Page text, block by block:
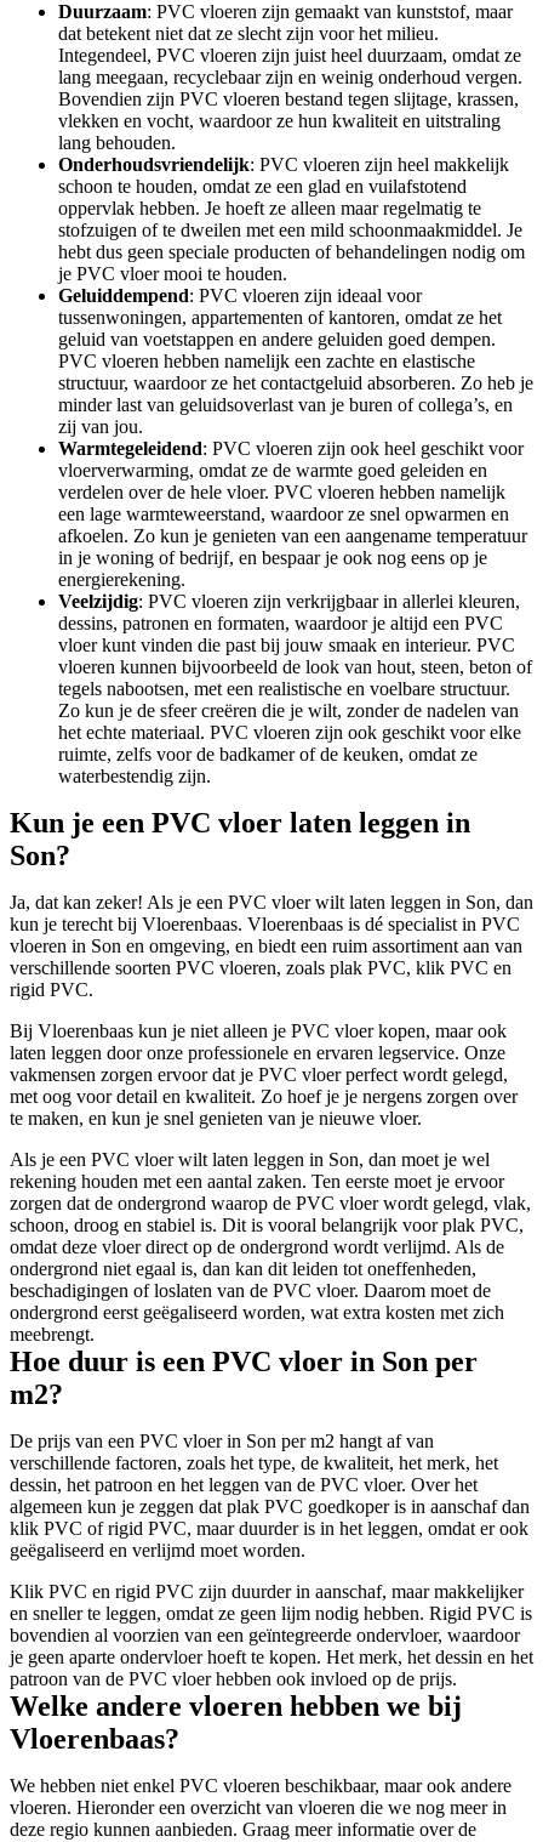
Duurzaam: PVC vloeren zijn gemaakt van kunststof, maar
dat betekent niet dat ze slecht zijn voor het milieu.
Integendeel, PVC vloeren zijn juist heel duurzaam, omdat ze
lang meegaan, recyclebaar zijn en weinig onderhoud vergen.
Bovendien zijn PVC vloeren bestand tegen slijtage, krassen,
vlekken en vocht, waardoor ze hun kwaliteit en uitstraling
lang behouden.
Onderhoudsvriendelijk: PVC vloeren zijn heel makkelijk
schoon te houden, omdat ze een glad en vuilafstotend
oppervlak hebben. Je hoeft ze alleen maar regelmatig te
stofzuigen of te dweilen met een mild schoonmaakmiddel. Je
hebt dus geen speciale producten of behandelingen nodig om
je PVC vloer mooi te houden.
Geluiddempend: PVC vloeren zijn ideaal voor
tussenwoningen, appartementen of kantoren, omdat ze het
geluid van voetstappen en andere geluiden goed dempen.
PVC vloeren hebben namelijk een zachte en elastische
structuur, waardoor ze het contactgeluid absorberen. Zo heb je
minder last van geluidsoverlast van je buren of collega’s, en
zij van jou.
Warmtegeleidend: PVC vloeren zijn ook heel geschikt voor
vloerverwarming, omdat ze de warmte goed geleiden en
verdelen over de hele vloer. PVC vloeren hebben namelijk
een lage warmteweerstand, waardoor ze snel opwarmen en
afkoelen. Zo kun je genieten van een aangename temperatuur
in je woning of bedrijf, en bespaar je ook nog eens op je
energierekening.
Veelzijdig: PVC vloeren zijn verkrijgbaar in allerlei kleuren,
dessins, patronen en formaten, waardoor je altijd een PVC
vloer kunt vinden die past bij jouw smaak en interieur. PVC
vloeren kunnen bijvoorbeeld de look van hout, steen, beton of
tegels nabootsen, met een realistische en voelbare structuur.
Zo kun je de sfeer creëren die je wilt, zonder de nadelen van
het echte materiaal. PVC vloeren zijn ook geschikt voor elke
ruimte, zelfs voor de badkamer of de keuken, omdat ze
waterbestendig zijn.
Kun je een PVC vloer laten leggen in
Son?
Ja, dat kan zeker! Als je een PVC vloer wilt laten leggen in Son, dan
kun je terecht bij Vloerenbaas. Vloerenbaas is dé specialist in PVC
vloeren in Son en omgeving, en biedt een ruim assortiment aan van
verschillende soorten PVC vloeren, zoals plak PVC, klik PVC en
rigid PVC.
Bij Vloerenbaas kun je niet alleen je PVC vloer kopen, maar ook
laten leggen door onze professionele en ervaren legservice. Onze
vakmensen zorgen ervoor dat je PVC vloer perfect wordt gelegd,
met oog voor detail en kwaliteit. Zo hoef je je nergens zorgen over
te maken, en kun je snel genieten van je nieuwe vloer.
Als je een PVC vloer wilt laten leggen in Son, dan moet je wel
rekening houden met een aantal zaken. Ten eerste moet je ervoor
zorgen dat de ondergrond waarop de PVC vloer wordt gelegd, vlak,
schoon, droog en stabiel is. Dit is vooral belangrijk voor plak PVC,
omdat deze vloer direct op de ondergrond wordt verlijmd. Als de
ondergrond niet egaal is, dan kan dit leiden tot oneffenheden,
beschadigingen of loslaten van de PVC vloer. Daarom moet de
ondergrond eerst geëgaliseerd worden, wat extra kosten met zich
meebrengt.
Hoe duur is een PVC vloer in Son per
m2?
De prijs van een PVC vloer in Son per m2 hangt af van
verschillende factoren, zoals het type, de kwaliteit, het merk, het
dessin, het patroon en het leggen van de PVC vloer. Over het
algemeen kun je zeggen dat plak PVC goedkoper is in aanschaf dan
klik PVC of rigid PVC, maar duurder is in het leggen, omdat er ook
geëgaliseerd en verlijmd moet worden.
Klik PVC en rigid PVC zijn duurder in aanschaf, maar makkelijker
en sneller te leggen, omdat ze geen lijm nodig hebben. Rigid PVC is
bovendien al voorzien van een geïntegreerde ondervloer, waardoor
je geen aparte ondervloer hoeft te kopen. Het merk, het dessin en het
patroon van de PVC vloer hebben ook invloed op de prijs.
Welke andere vloeren hebben we bij
Vloerenbaas?
We hebben niet enkel PVC vloeren beschikbaar, maar ook andere
vloeren. Hieronder een overzicht van vloeren die we nog meer in
deze regio kunnen aanbieden. Graag meer informatie over de